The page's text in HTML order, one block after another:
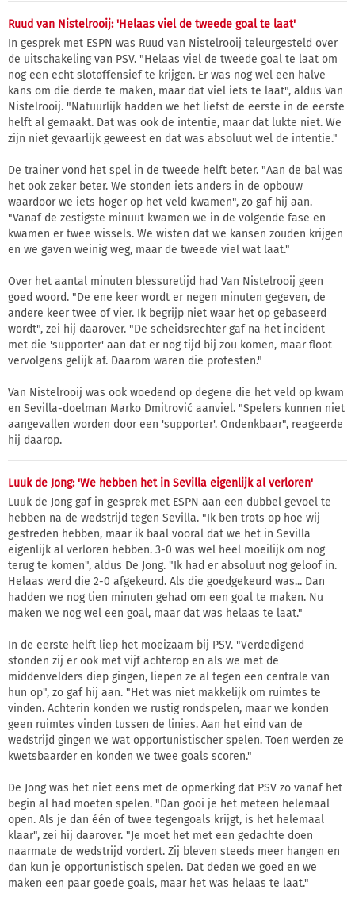
Ruud van Nistelrooij: 'Helaas viel de tweede goal te laat'
In gesprek met ESPN was Ruud van Nistelrooij teleurgesteld over
de uitschakeling van PSV. "Helaas viel de tweede goal te laat om
nog een echt slotoffensief te krijgen. Er was nog wel een halve
kans om die derde te maken, maar dat viel iets te laat", aldus Van
Nistelrooij. "Natuurlijk hadden we het liefst de eerste in de eerste
helft al gemaakt. Dat was ook de intentie, maar dat lukte niet. We
zijn niet gevaarlijk geweest en dat was absoluut wel de intentie."
De trainer vond het spel in de tweede helft beter. "Aan de bal was
het ook zeker beter. We stonden iets anders in de opbouw
waardoor we iets hoger op het veld kwamen", zo gaf hij aan.
"Vanaf de zestigste minuut kwamen we in de volgende fase en
kwamen er twee wissels. We wisten dat we kansen zouden krijgen
en we gaven weinig weg, maar de tweede viel wat laat."
Over het aantal minuten blessuretijd had Van Nistelrooij geen
goed woord. "De ene keer wordt er negen minuten gegeven, de
andere keer twee of vier. Ik begrijp niet waar het op gebaseerd
wordt", zei hij daarover. "De scheidsrechter gaf na het incident
met die 'supporter' aan dat er nog tijd bij zou komen, maar floot
vervolgens gelijk af. Daarom waren die protesten."
Van Nistelrooij was ook woedend op degene die het veld op kwam
en Sevilla-doelman Marko Dmitrović aanviel. "Spelers kunnen niet
aangevallen worden door een 'supporter'. Ondenkbaar", reageerde
hij daarop.
Luuk de Jong: 'We hebben het in Sevilla eigenlijk al verloren'
Luuk de Jong gaf in gesprek met ESPN aan een dubbel gevoel te
hebben na de wedstrijd tegen Sevilla. "Ik ben trots op hoe wij
gestreden hebben, maar ik baal vooral dat we het in Sevilla
eigenlijk al verloren hebben. 3-0 was wel heel moeilijk om nog
terug te komen", aldus De Jong. "Ik had er absoluut nog geloof in.
Helaas werd die 2-0 afgekeurd. Als die goedgekeurd was... Dan
hadden we nog tien minuten gehad om een goal te maken. Nu
maken we nog wel een goal, maar dat was helaas te laat."
In de eerste helft liep het moeizaam bij PSV. "Verdedigend
stonden zij er ook met vijf achterop en als we met de
middenvelders diep gingen, liepen ze al tegen een centrale van
hun op", zo gaf hij aan. "Het was niet makkelijk om ruimtes te
vinden. Achterin konden we rustig rondspelen, maar we konden
geen ruimtes vinden tussen de linies. Aan het eind van de
wedstrijd gingen we wat opportunistischer spelen. Toen werden ze
kwetsbaarder en konden we twee goals scoren."
De Jong was het niet eens met de opmerking dat PSV zo vanaf het
begin al had moeten spelen. "Dan gooi je het meteen helemaal
open. Als je dan één of twee tegengoals krijgt, is het helemaal
klaar", zei hij daarover. "Je moet het met een gedachte doen
naarmate de wedstrijd vordert. Zij bleven steeds meer hangen en
dan kun je opportunistisch spelen. Dat deden we goed en we
maken een paar goede goals, maar het was helaas te laat."